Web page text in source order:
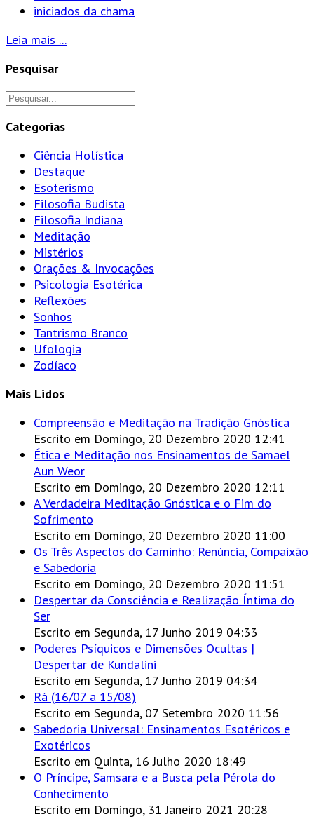
iniciados da chama
Leia mais ...
Pesquisar
Categorias
Ciência Holística
Destaque
Esoterismo
Filosofia Budista
Filosofia Indiana
Meditação
Mistérios
Orações & Invocações
Psicologia Esotérica
Reflexões
Sonhos
Tantrismo Branco
Ufologia
Zodíaco
Mais Lidos
Compreensão e Meditação na Tradição Gnóstica
Escrito em Domingo, 20 Dezembro 2020 12:41
Ética e Meditação nos Ensinamentos de Samael
Aun Weor
Escrito em Domingo, 20 Dezembro 2020 12:11
A Verdadeira Meditação Gnóstica e o Fim do
Sofrimento
Escrito em Domingo, 20 Dezembro 2020 11:00
Os Três Aspectos do Caminho: Renúncia, Compaixão
e Sabedoria
Escrito em Domingo, 20 Dezembro 2020 11:51
Despertar da Consciência e Realização Íntima do
Ser
Escrito em Segunda, 17 Junho 2019 04:33
Poderes Psíquicos e Dimensões Ocultas |
Despertar de Kundalini
Escrito em Segunda, 17 Junho 2019 04:34
Rá (16/07 a 15/08)
Escrito em Segunda, 07 Setembro 2020 11:56
Sabedoria Universal: Ensinamentos Esotéricos e
Exotéricos
Escrito em Quinta, 16 Julho 2020 18:49
O Príncipe, Samsara e a Busca pela Pérola do
Conhecimento
Escrito em Domingo, 31 Janeiro 2021 20:28